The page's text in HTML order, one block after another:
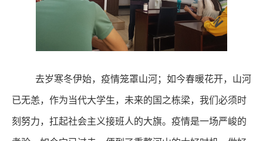
去岁寒冬伊始，疫情笼罩山河；如今春暖花开，山河
已无恙，作为当代大学生，未来的国之栋梁，我们必须时
刻努力，扛起社会主义接班人的大旗。疫情是一场严峻的